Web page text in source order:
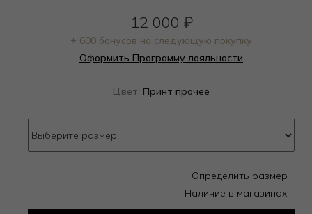
12 000 ₽
+ 600 бонусов на следующую покупку
Оформить Программу лояльности
Цвет: Принт прочее
Определить размер
Наличие в магазинах